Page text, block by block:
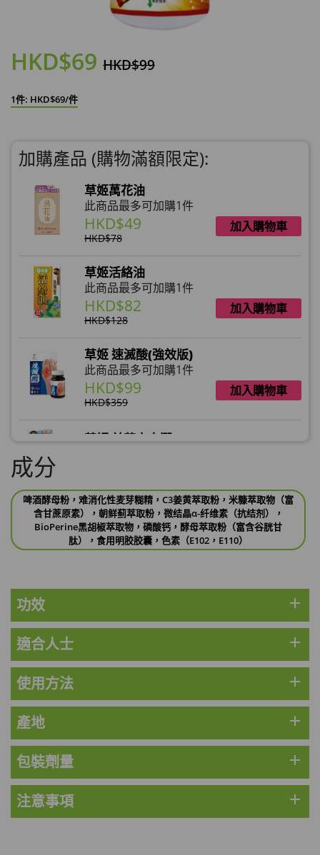
HKD$69 HKD$99
1件: HKD$69/件
加購產品 (購物滿額限定):
草姬萬花油
此商品最多可加購1件
HKD$49
HKD$78
加入購物車
草姬活絡油
此商品最多可加購1件
HKD$82
HKD$128
加入購物車
草姬 速滅酸(強效版)
此商品最多可加購1件
HKD$99
HKD$359
加入購物車
草姬 益菌之白潤
草姬 調經緊緻寶(27年2月到期)
此商品最多可加購1件
HKD$169 加入購物車
男補精力丸5:1 (到期日2028年1月)
HKD$169 加入購物車
理膚泉 無香大哥大防曬 50ml (2027年4
此商品最多可加購1件
HKD$145
(到期日2027年2月)
HKD$85
成分
啤酒酵母粉，难消化性麦芽糊精，C3姜黄萃取粉，米糠萃取物（富
含甘蔗原素），朝鲜蓟萃取粉，微结晶α-纤维素（抗结剂），
BioPerine黑胡椒萃取物，磷酸钙，酵母萃取粉（富含谷胱甘
肽），食用明胶胶囊，色素（E102，E110）
功效 add
適合人士 add
使用方法 add
產地 add
包裝劑量 add
注意事項 add